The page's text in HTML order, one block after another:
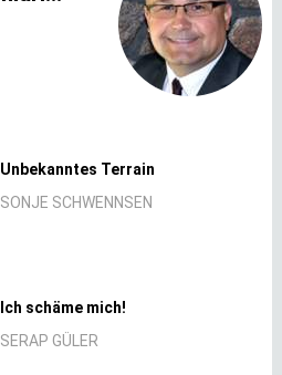
Unbekanntes Terrain
SONJE SCHWENNSEN
Ich schäme mich!
SERAP GÜLER